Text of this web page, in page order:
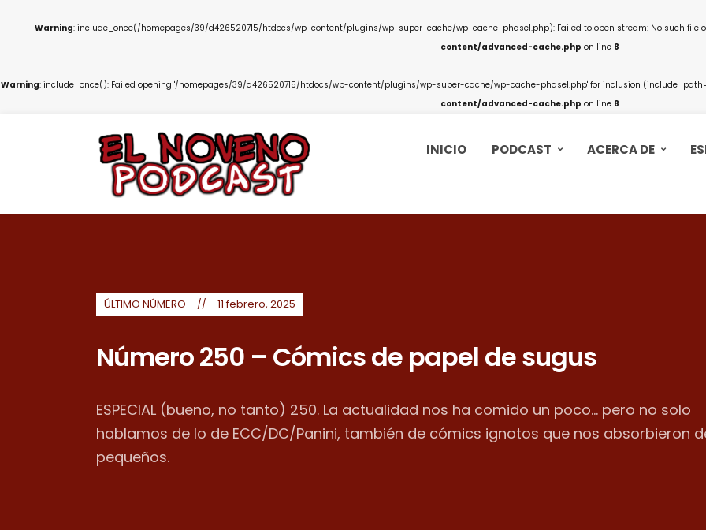
Warning: include_once(/homepages/39/d426520715/htdocs/wp-content/plugins/wp-super-cache/wp-cache-phase1.php): Failed to open stream: No such file
content/advanced-cache.php on line 8
Warning: include_once(): Failed opening '/homepages/39/d426520715/htdocs/wp-content/plugins/wp-super-cache/wp-cache-phase1.php' for inclusion
content/advanced-cache.php on line 8
INICIO PODCAST ACERCA DE
ÚLTIMO NÚMERO 11 febrero, 2025
Número 250 – Cómics de papel de sugus
ESPECIAL (bueno, no tanto) 250. La actualidad nos ha comido un poco... pero no solo
hablamos de lo de ECC/DC/Panini, también de cómics ignotos que nos absorbieron
pequeños.